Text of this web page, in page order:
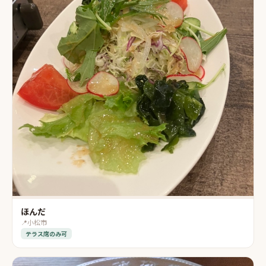
ほんだ
📍小松市
テラス席のみ可